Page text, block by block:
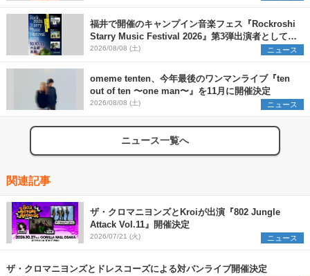
福井で開催のキャンプイン音楽フェス『Rockroshi
Starry Music Festival 2026』第3弾出演者として
SCOOBIE DO、かりゆし58、Reiを発表
2026/08/08 (土) ニュース
omeme tenten、今年最後のワンマンライブ『ten
out of ten 〜one man〜』を11月に開催決定
2026/08/08 (土) ニュース
ニュース一覧へ
関連記事
ザ・クロマニヨンズとKroiが出演『802 Jungle
Attack Vol.11』開催決定
2026/07/21 (火) ニュース
ザ・クロマニヨンズとドレスコーズによる対バンライブ開催決定